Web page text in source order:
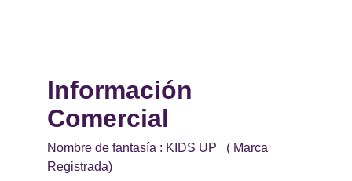
Información
Comercial
Nombre de fantasía : KIDS UP   ( Marca
Registrada)